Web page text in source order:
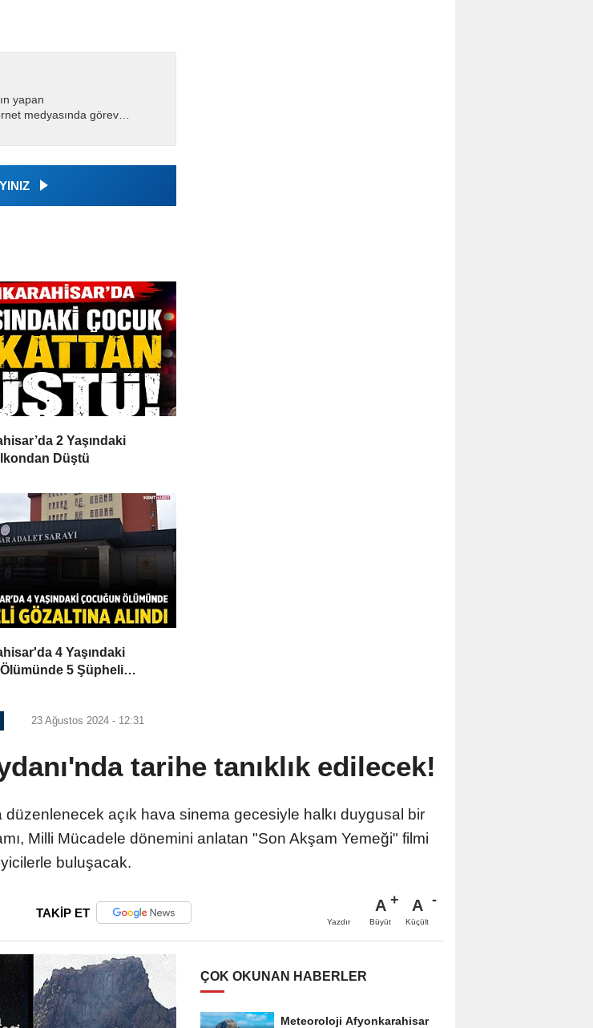
yapan
medyasında görev
2 Yaşındaki
Düştü
4 Yaşındaki
5 Şüpheli
23 Ağustos 2024 - 12:31
tarihe tanıklık edilecek!
açık hava sinema gecesiyle halkı duygusal bir
Milli Mücadele dönemini anlatan "Son Akşam Yemeği" filmi
buluşacak.
TAKİP ET
Yazdır
A
Büyüt
A
Küçült
ÇOK OKUNAN HABERLER
Meteoroloji Afyonkarahisar